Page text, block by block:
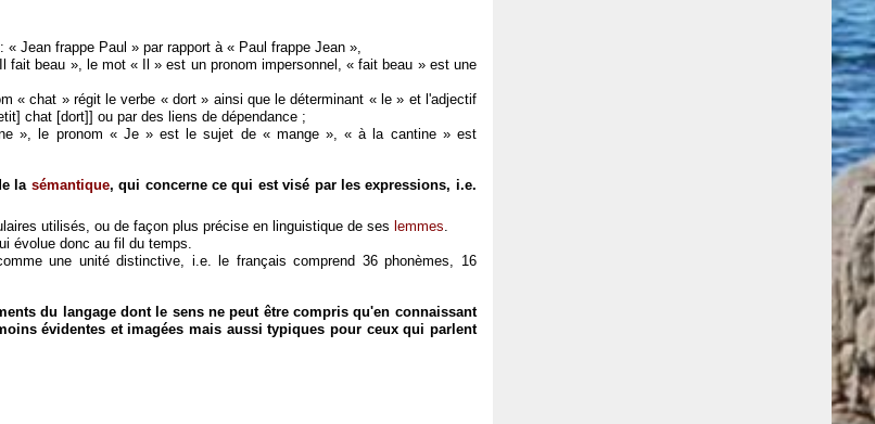
Jean frappe Paul » par rapport à « Paul frappe Jean »,
fait beau », le mot « Il » est un pronom impersonnel, « fait beau » est une
« chat » régit le verbe « dort » ainsi que le déterminant « le » et l'adjectif
chat [dort]] ou par des liens de dépendance ;
», le pronom « Je » est le sujet de « mange », « à la cantine » est
la sémantique, qui concerne ce qui est visé par les expressions, i.e.
utilisés, ou de façon plus précise en linguistique de ses lemmes.
évolue donc au fil du temps.
une unité distinctive, i.e. le français comprend 36 phonèmes, 16
du langage dont le sens ne peut être compris qu'en connaissant
évidentes et imagées mais aussi typiques pour ceux qui parlent